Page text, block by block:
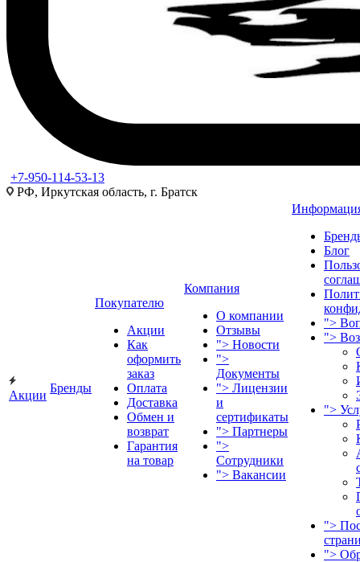
+7-950-114-53-13
РФ, Иркутская область, г. Братск
Акции
Бренды
Покупателю
Акции
Как
оформить
заказ
Оплата
Доставка
Обмен и
возврат
Гарантия
на товар
Компания
О компании
Отзывы
"> Новости
">
Документы
"> Лицензии
и
сертификаты
"> Партнеры
">
Сотрудники
"> Вакансии
Блог
">
">
">
">
">